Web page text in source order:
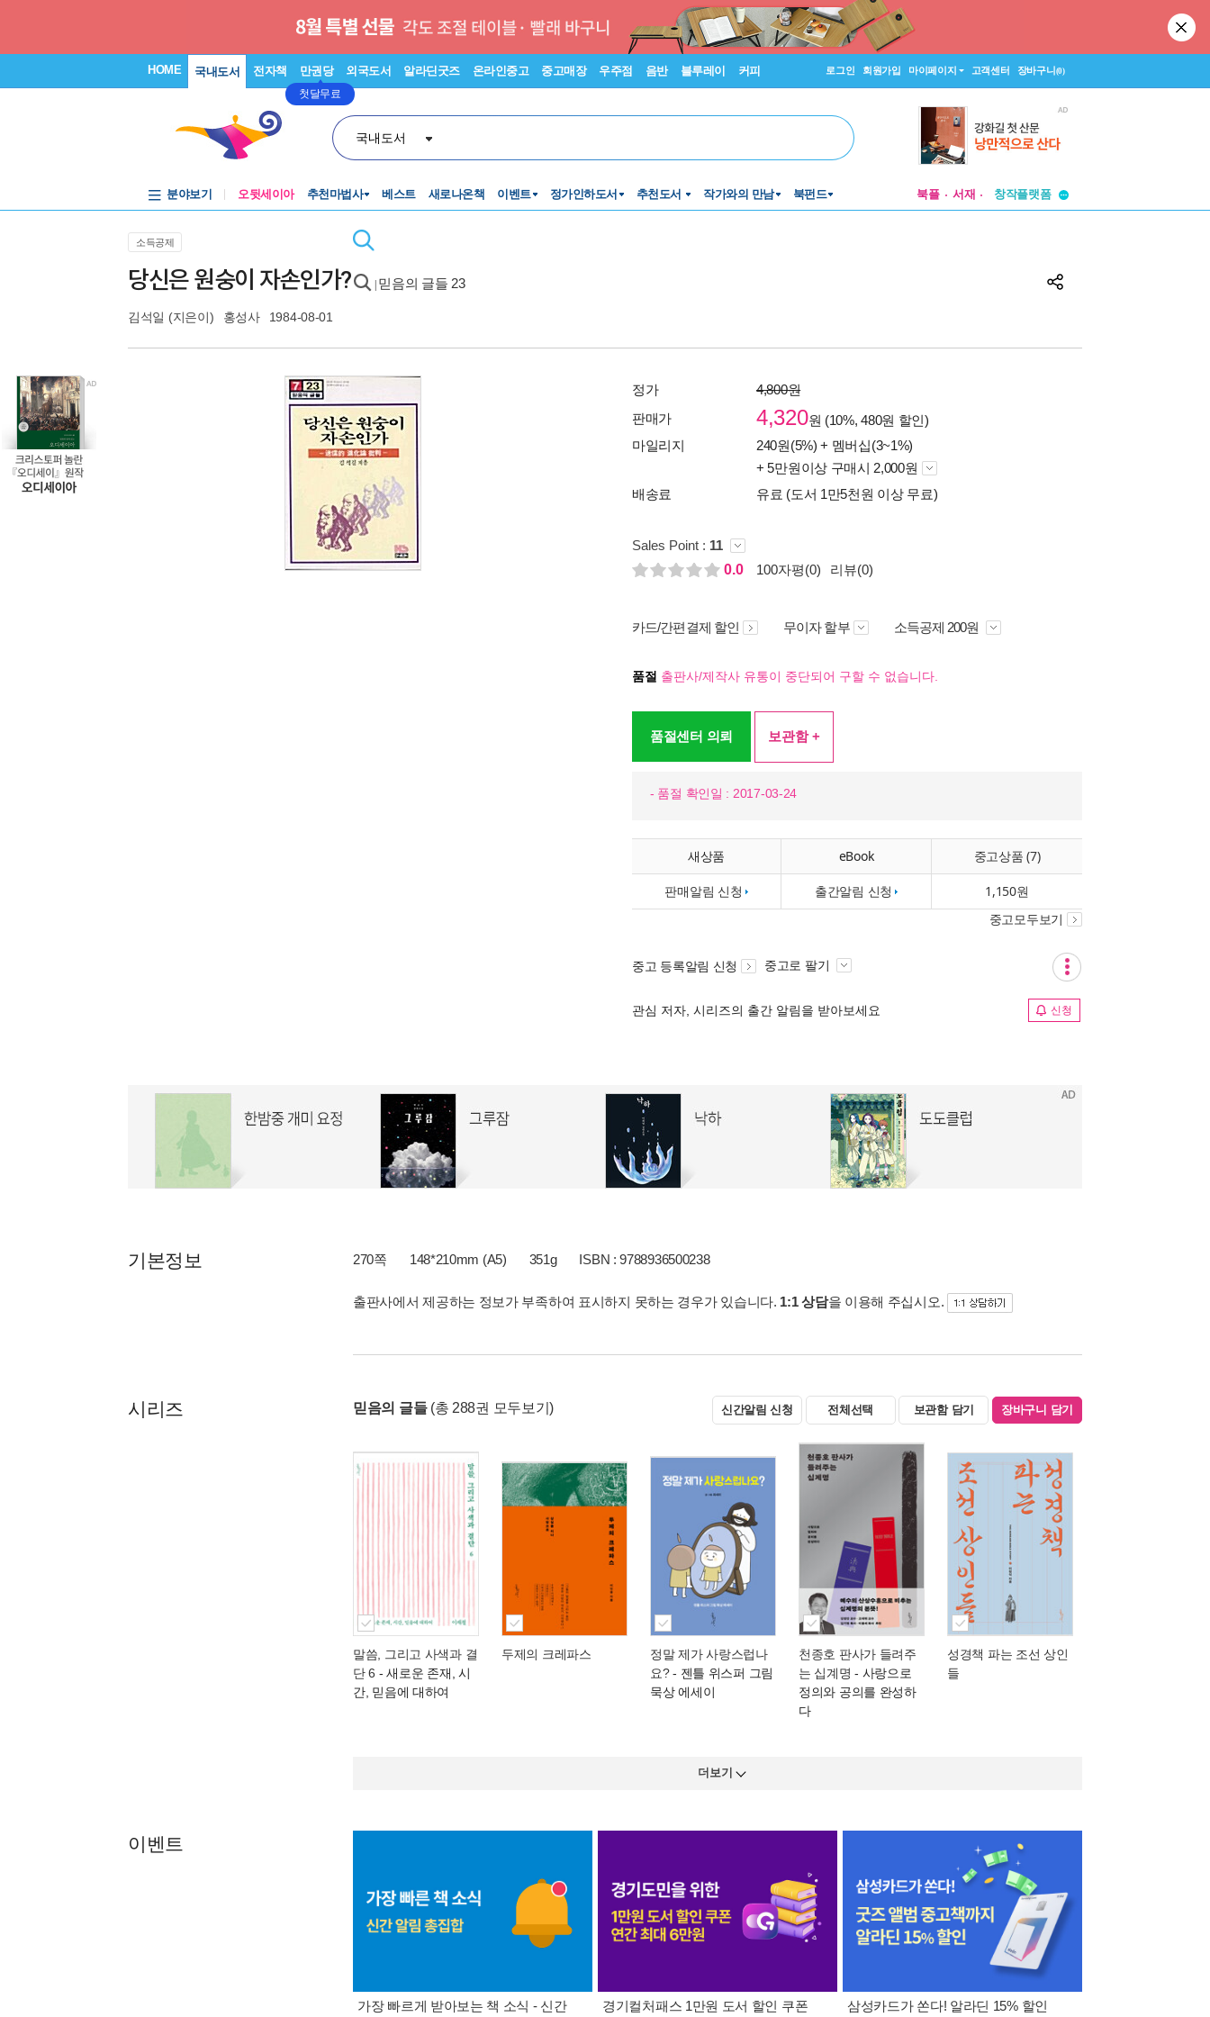
HOME 국내도서 전자책 만권당
첫달무료
외국도서 알라딘굿즈 온라인중고 중고매장 우주점 음반 블루레이 커피 로그인 회원가입 마이페이지 고객센터 장바구니(0)
국내도서
분야보기 오뒷세이아 추천마법사 베스트 새로나온책 이벤트 정가인하도서 추천도서 작가와의 만남 북펀드 북플 서재
창작플랫폼
소득공제
당신은 원숭이 자손인가? 믿음의 글들 23
김석일 (지은이) 홍성사 1984-08-01
정가
4,800원
판매가
4,320원 (10%, 480원 할인)
마일리지
240원(5%) + 멤버십(3~1%)
+ 5만원이상 구매시 2,000원
배송료
유료 (도서 1만5천원 이상 무료)
Sales Point : 11
0.0
100자평(0) 리뷰(0)
카드/간편결제 할인 무이자 할부 소득공제 200원
품절 출판사/제작사 유통이 중단되어 구할 수 없습니다.
품절센터 의뢰 보관함 +
- 품절 확인일 : 2017-03-24
새상품 eBook 중고상품 (7)
판매알림 신청 출간알림 신청 1,150원
중고모두보기
중고 등록알림 신청 중고로 팔기
관심 저자, 시리즈의 출간 알림을 받아보세요 신청
기본정보 270쪽 148*210mm (A5) 351g ISBN : 9788936500238
출판사에서 제공하는 정보가 부족하여 표시하지 못하는 경우가 있습니다. 1:1 상담을 이용해 주십시오.
시리즈 믿음의 글들 (총 288권 모두보기) 신간알림 신청 전체선택 보관함 담기 장바구니 담기
말씀, 그리고 사색과 결
단 6 - 새로운 존재, 시
간, 믿음에 대하여
두제의 크레파스
정말 제가 사랑스럽나
요?- 젠틀 위스퍼 그림
묵상 에세이
천종호 판사가 들려주
는 십계명 - 사랑으로
정의와 공의를 완성하
다
성경책 파는 조선 상인
들
더보기
이벤트
가장 빠르게 받아보는 책 소식 - 신간 경기컬처패스 1만원 도서 할인 쿠폰 삼성카드가 쏜다! 알라딘 15% 할인